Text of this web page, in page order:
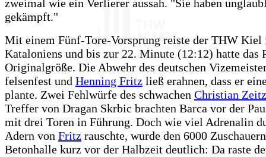
zweimal wie ein Verlierer aussah. "Sie haben
gekämpft."
Mit einem Fünf-Tore-Vorsprung reiste der THW Kiel
Kataloniens und bis zur 22. Minute (12:12) hatte das
Originalgröße. Die Abwehr des deutschen
felsenfest und Henning Fritz ließ erahnen, dass er
plante. Zwei Fehlwürfe des schwachen Christian Zeitz
Treffer von Dragan Skrbic brachten Barca vor der
mit drei Toren in Führung. Doch wie viel Adrenalin
Adern von Fritz rauschte, wurde den 6000
Betonhalle kurz vor der Halbzeit deutlich: Da raste